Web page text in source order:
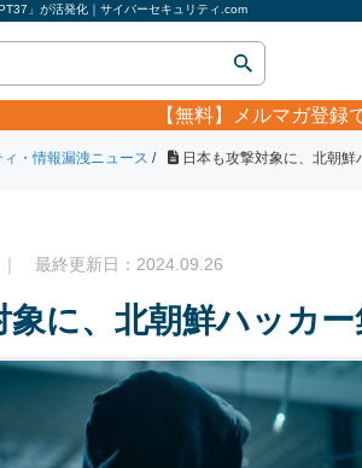
」が活発化｜サイバーセキュリティ.com
【無料】 メルマガ登録
・情報漏洩ニュース / 日本も攻撃対象に、北朝
最終更新日：2024.09.26
象に、北朝鮮ハッカ